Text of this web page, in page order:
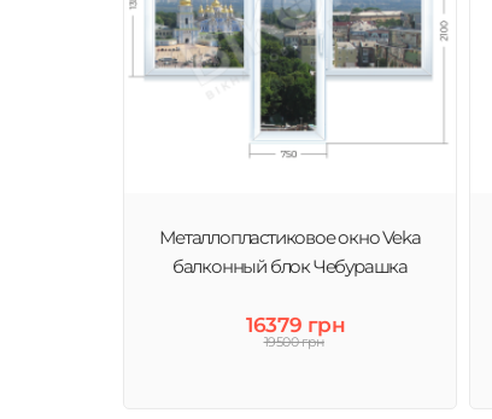
Металлопластиковое окно Veka
балконный блок Чебурашка
16379 грн
19500 грн